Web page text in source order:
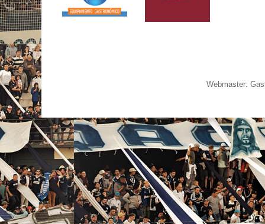
Webmaster: